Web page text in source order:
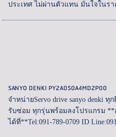
ประเทศ ไม่ผ่านตัวแทน มั่นใจในร
SANYO DENKI PY2A050A4MD2P00
จำหน่ายServo drive sanyo denki
รับซ่อม ทุกรุ่นพร้อมลงโปรแกรม
ได้ที่**Tel:091-789-0709 ID